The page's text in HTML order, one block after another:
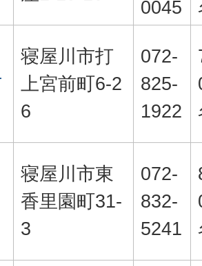
0045
寝屋川市打
上宮前町6-2
6
072-
825-
1922
寝屋川市東
香里園町31-
3
072-
832-
5241